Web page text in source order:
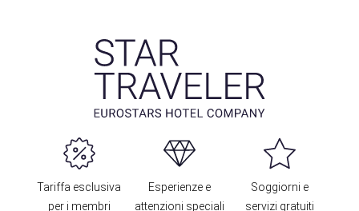
Tariffa esclusiva
per i membri
Esperienze e
attenzioni speciali
Soggiorni e
servizi gratuiti